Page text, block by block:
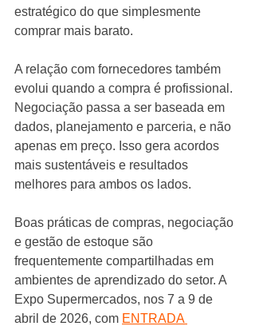
estratégico do que simplesmente
comprar mais barato.
A relação com fornecedores também
evolui quando a compra é profissional.
Negociação passa a ser baseada em
dados, planejamento e parceria, e não
apenas em preço. Isso gera acordos
mais sustentáveis e resultados
melhores para ambos os lados.
Boas práticas de compras, negociação
e gestão de estoque são
frequentemente compartilhadas em
ambientes de aprendizado do setor. A
Expo Supermercados, nos 7 a 9 de
abril de 2026, com ENTRADA